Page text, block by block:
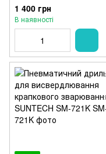
1 400 грн
В наявності